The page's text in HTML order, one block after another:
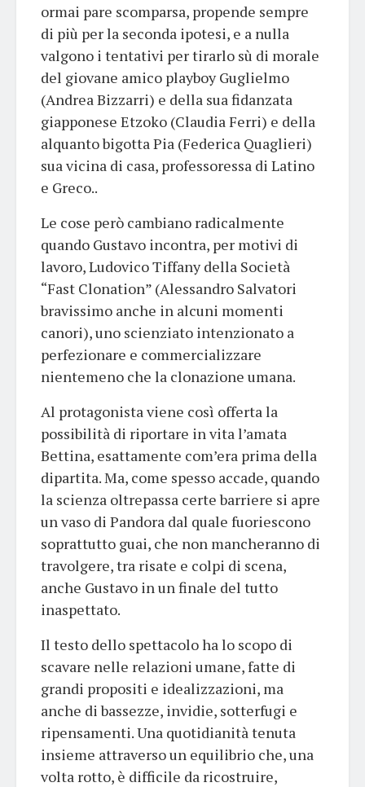
ormai pare scomparsa, propende sempre
di più per la seconda ipotesi, e a nulla
valgono i tentativi per tirarlo sù di morale
del giovane amico playboy Guglielmo
(Andrea Bizzarri) e della sua fidanzata
giapponese Etzoko (Claudia Ferri) e della
alquanto bigotta Pia (Federica Quaglieri)
sua vicina di casa, professoressa di Latino
e Greco..
Le cose però cambiano radicalmente
quando Gustavo incontra, per motivi di
lavoro, Ludovico Tiffany della Società
“Fast Clonation” (Alessandro Salvatori
bravissimo anche in alcuni momenti
canori), uno scienziato intenzionato a
perfezionare e commercializzare
nientemeno che la clonazione umana.
Al protagonista viene così offerta la
possibilità di riportare in vita l’amata
Bettina, esattamente com’era prima della
dipartita. Ma, come spesso accade, quando
la scienza oltrepassa certe barriere si apre
un vaso di Pandora dal quale fuoriescono
soprattutto guai, che non mancheranno di
travolgere, tra risate e colpi di scena,
anche Gustavo in un finale del tutto
inaspettato.
Il testo dello spettacolo ha lo scopo di
scavare nelle relazioni umane, fatte di
grandi propositi e idealizzazioni, ma
anche di bassezze, invidie, sotterfugi e
ripensamenti. Una quotidianità tenuta
insieme attraverso un equilibrio che, una
volta rotto, è difficile da ricostruire,